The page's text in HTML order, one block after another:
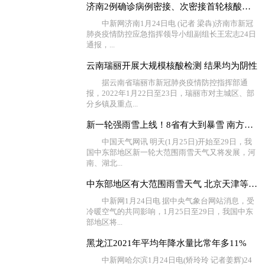
济南2例确诊病例密接、次密接首轮核酸检测结果均为阴性
中新网济南1月24日电 (记者 梁犇)济南市新冠
肺炎疫情防控应急指挥领导小组副组长王宏志24日
通报，...
云南瑞丽开展大规模核酸检测 结果均为阴性
据云南省瑞丽市新冠肺炎疫情防控指挥部通
报，2022年1月22日至23日，瑞丽市对主城区、部
分乡镇及重点...
新一轮强雨雪上线！8省有大到暴雪 南方湿冷将持续至春节
中国天气网讯 明天(1月25日)开始至29日，我
国中东部地区新一轮大范围雨雪天气又将发展，河
南、湖北...
中东部地区有大范围雨雪天气 北京天津等地有大雾
中新网1月24日电 据中央气象台网站消息，受
冷暖空气的共同影响，1月25日至29日，我国中东
部地区将...
黑龙江2021年平均年降水量比常年多11%
中新网哈尔滨1月24日电(矫玲玲 记者姜辉)24